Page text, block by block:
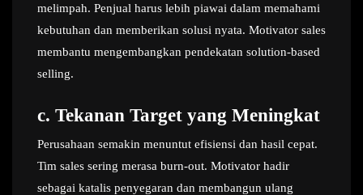
melimpah. Penjual harus lebih piawai dalam memahami
kebutuhan dan memberikan solusi nyata. Motivator sales
membantu mengembangkan pendekatan solution-based
selling.
c. Tekanan Target yang Meningkat
Perusahaan semakin menuntut efisiensi dan hasil cepat.
Tim sales sering merasa burn-out. Motivator hadir
sebagai katalis penyegaran dan membangun ulang